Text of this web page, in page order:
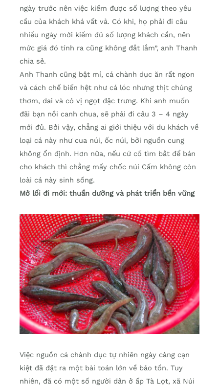
ngày trước nên việc kiếm được số lượng theo yêu
cầu của khách khá vất vả. Có khi, họ phải đi câu
nhiều ngày mới kiếm đủ số lượng khách cần, nên
mức giá đó tính ra cũng không đắt lắm”, anh Thanh
chia sẻ.
Anh Thanh cũng bật mí, cá chành dục ăn rất ngon
và cách chế biến hệt như cá lóc nhưng thịt chúng
thơm, dai và có vị ngọt đặc trưng. Khi anh muốn
đãi bạn nồi canh chua, sẽ phải đi câu 3 – 4 ngày
mới đủ. Bởi vậy, chẳng ai giới thiệu với du khách về
loại cá này như cua núi, ốc núi, bởi nguồn cung
không ổn định. Hơn nữa, nếu cứ cố tìm bắt để bán
cho khách thì chẳng mấy chốc núi Cấm không còn
loài cá này sinh sống.
Mở lối đi mới: thuần dưỡng và phát triển bền vững
Việc nguồn cá chành dục tự nhiên ngày càng cạn
kiệt đã đặt ra một bài toán lớn về bảo tồn. Tuy
nhiên, đã có một số người dân ở ấp Tà Lọt, xã Núi